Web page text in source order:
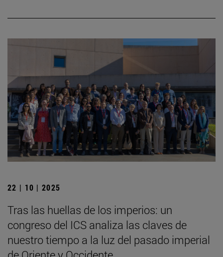
22 | 10 | 2025
Tras las huellas de los imperios: un
congreso del ICS analiza las claves de
nuestro tiempo a la luz del pasado imperial